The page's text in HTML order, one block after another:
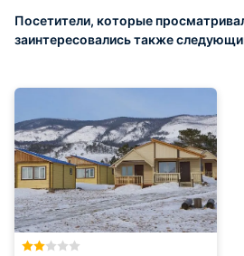
Посетители, которые
заинтересовались также